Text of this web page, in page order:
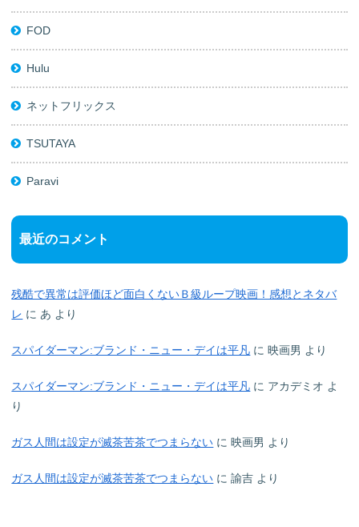
FOD
Hulu
ネットフリックス
TSUTAYA
Paravi
最近のコメント
残酷で異常は評価ほど面白くないＢ級ループ映画！感想とネタバ
レ にあ より
スパイダーマン:ブランド・ニュー・デイは平凡 に映画男 より
スパイダーマン:ブランド・ニュー・デイは平凡 に アカデミオ よ
り
ガス人間は設定が滅茶苦茶でつまらない に映画男 より
ガス人間は設定が滅茶苦茶でつまらない に諭吉 より